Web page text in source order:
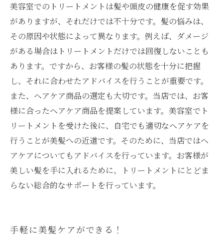
美容室でのトリートメントは髪や頭皮の健康を促す効果
がありますが、それだけでは不十分です。髪の悩みは、
その原因や状態によって異なります。例えば、ダメージ
がある場合はトリートメントだけでは回復しないことも
あります。ですから、お客様の髪の状態を十分に把握
し、それに合わせたアドバイスを行うことが重要です。
また、ヘアケア商品の選定も大切です。当店では、お客
様に合ったヘアケア商品を提案しています。美容室でト
リートメントを受けた後に、自宅でも適切なヘアケアを
行うことが美髪への近道です。そのために、当店ではヘ
アケアについてもアドバイスを行っています。お客様が
美しい髪を手に入れるために、トリートメントにとどま
らない総合的なサポートを行っています。
手軽に美髪ケアができる！